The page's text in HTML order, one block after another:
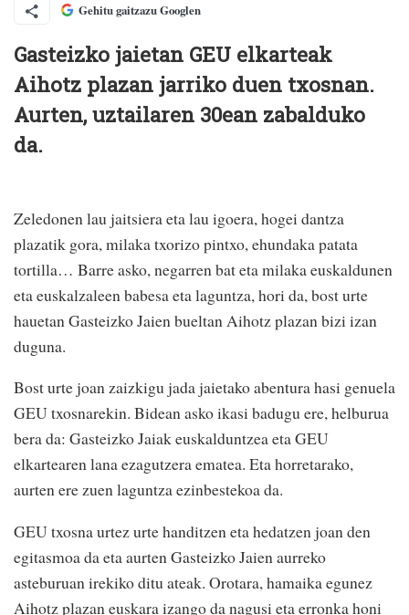
Gehitu gaitzazu Googlen
Gasteizko jaietan GEU elkarteak
Aihotz plazan jarriko duen txosnan.
Aurten, uztailaren 30ean zabalduko
da.
Zeledonen lau jaitsiera eta lau igoera, hogei dantza
plazatik gora, milaka txorizo pintxo, ehundaka patata
tortilla… Barre asko, negarren bat eta milaka euskaldunen
eta euskalzaleen babesa eta laguntza, hori da, bost urte
hauetan Gasteizko Jaien bueltan Aihotz plazan bizi izan
duguna.
Bost urte joan zaizkigu jada jaietako abentura hasi genuela
GEU txosnarekin. Bidean asko ikasi badugu ere, helburua
bera da: Gasteizko Jaiak euskalduntzea eta GEU
elkartearen lana ezagutzera ematea. Eta horretarako,
aurten ere zuen laguntza ezinbestekoa da.
GEU txosna urtez urte handitzen eta hedatzen joan den
egitasmoa da eta aurten Gasteizko Jaien aurreko
asteburuan irekiko ditu ateak. Orotara, hamaika egunez
Aihotz plazan euskara izango da nagusi eta erronka honi